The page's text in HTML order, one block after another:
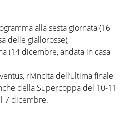
alla sesta giornata (16
delle giallorosse),
(14 dicembre, andata in casa
rivincita dell’ultima finale
della Supercoppa del 10-11
7 dicembre.